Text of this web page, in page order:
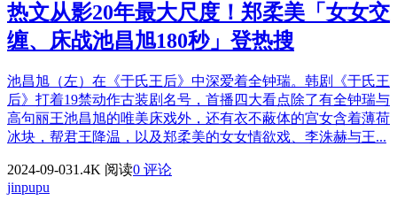
热文从影20年最大尺度！郑柔美「女女交
缠、床战池昌旭180秒」登热搜
池昌旭（左）在《于氏王后》中深爱着全钟瑞。韩剧《于氏王
后》打着19禁动作古装剧名号，首播四大看点除了有全钟瑞与
高句丽王池昌旭的唯美床戏外，还有衣不蔽体的宫女含着薄荷
冰块，帮君王降温，以及郑柔美的女女情欲戏、李洙赫与王...
2024-09-031.4K 阅读0 评论
jinpupu